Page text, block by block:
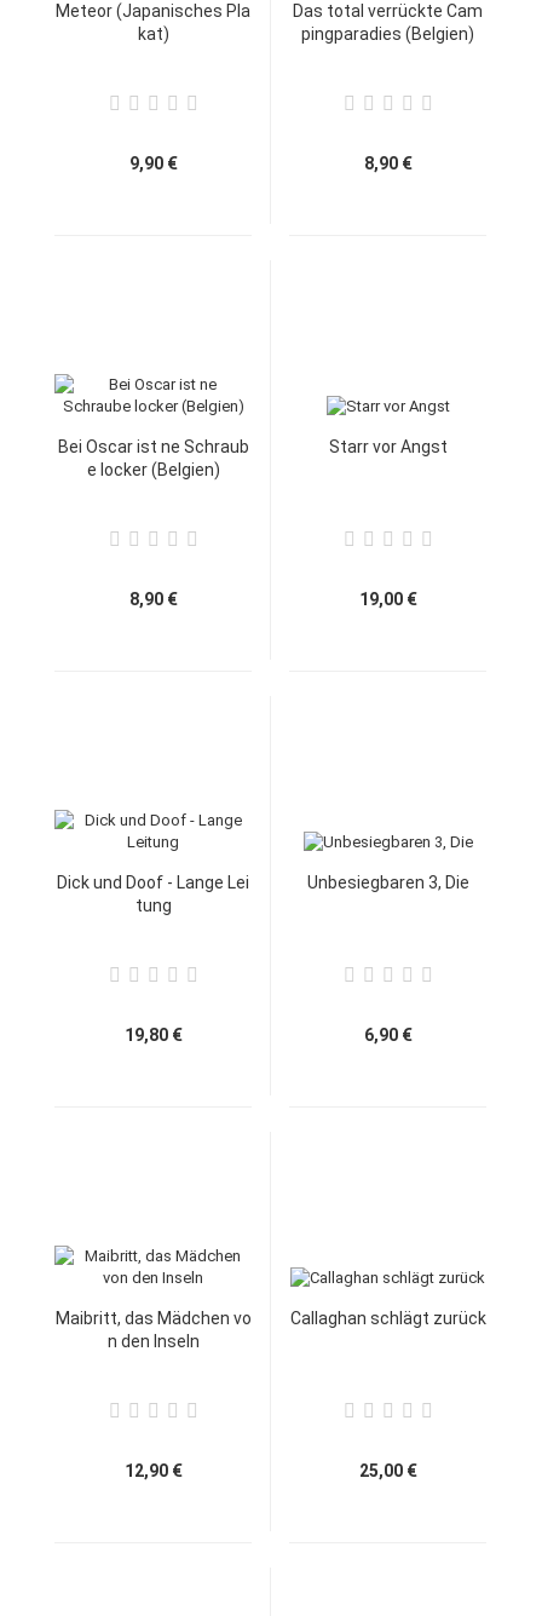
Meteor (Japanisches Pla
kat)
9,90 €
Das total verrückte Cam
pingparadies (Belgien)
8,90 €
Bei Oscar ist ne Schraub
e locker (Belgien)
8,90 €
Starr vor Angst
19,00 €
Dick und Doof - Lange Lei
tung
19,80 €
Unbesiegbaren 3, Die
6,90 €
Maibritt, das Mädchen vo
n den Inseln
12,90 €
Callaghan schlägt zurück
25,00 €